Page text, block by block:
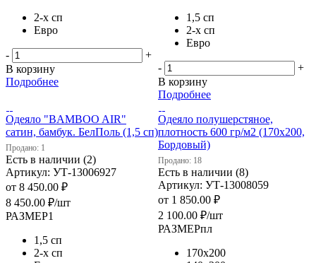
2-х сп
Евро
-
+
В корзину
Подробнее
1,5 сп
2-х сп
Евро
-
+
В корзину
Подробнее
Одеяло "BAMBOO AIR"
сатин, бамбук. БелПоль (1,5 сп)
Продано: 1
Есть в наличии (2)
Артикул: УТ-13006927
от 8 450.00 ₽
8 450.00 ₽/шт
РАЗМЕР1
1,5 сп
2-х сп
Одеяло полушерстяное,
плотность 600 гр/м2 (170х200,
Бордовый)
Продано: 18
Есть в наличии (8)
Артикул: УТ-13008059
от 1 850.00 ₽
2 100.00 ₽/шт
РАЗМЕРпл
170х200